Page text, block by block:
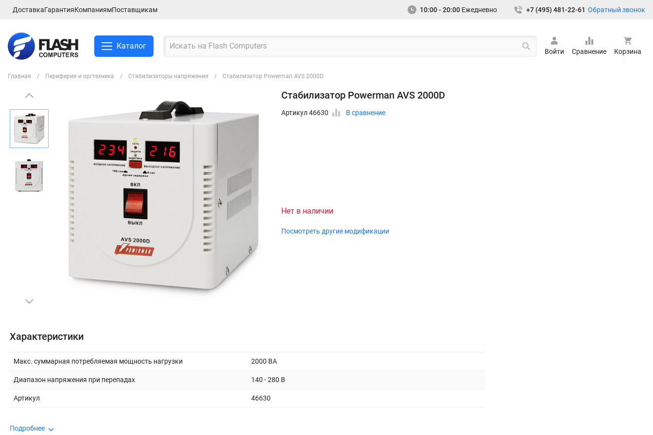
ДоставкаГарантияКомпаниямПоставщикам 10:00 - 20:00 Ежедневно +7 (495) 481-22-61 Обратный звонок
Каталог
Войти Сравнение Корзина
Главная Периферия и оргтехника Стабилизаторы напряжения Стабилизатор Powerman AVS 2000D
Ноутбуки и аксессуры
Компьютеры и
комплектующие
Сетевое оборудование
ТВ, Аудио и Видео
Бытовая техника
Офис и Охрана
Строительство и ремонт
Инструмент и материалы
Сад и дача
Стабилизатор Powerman AVS 2000D
Артикул 46630 В сравнение
Нет в наличии
Посмотреть другие модификации
Характеристики
Макс. суммарная потребляемая мощность нагрузки 2000 ВА
Диапазон напряжения при перепадах 140 - 280 В
Артикул 46630
Подробнее